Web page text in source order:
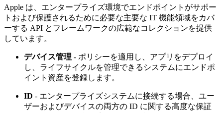
Apple は、エンタープライズ環境でエンドポイントがサポー
トおよび保護されるために必要な主要な IT 機能領域をカバ
ーする API とフレームワークの広範なコレクションを提供
しています。
デバイス管理 - ポリシーを適用し、アプリをデプロイ
し、ライフサイクルを管理できるシステムにエンドポ
イント資産を登録します。
ID - エンタープライズシステムに接続する場合、ユー
ザーおよびデバイスの両方の ID に関する高度な保証